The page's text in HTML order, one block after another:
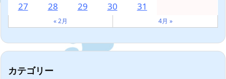
27
28 29 30 31
« 2月 4月 »
カテゴリー